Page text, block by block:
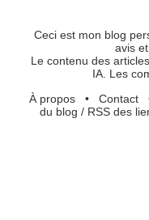
Ceci est mon blog
avis
Le contenu des
IA. Les
À propos• Contact
du blog / RSS des